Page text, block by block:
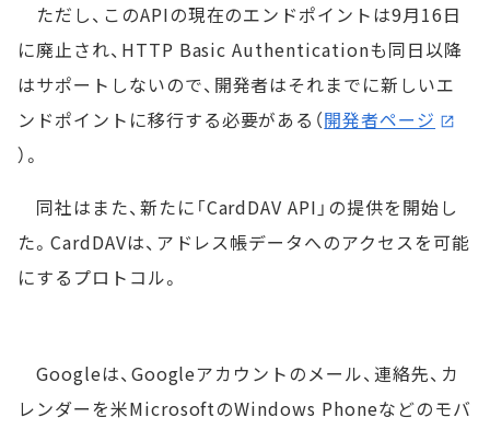
ただし、このAPIの現在のエンドポイントは9月16日
に廃止され、HTTP Basic Authenticationも同日以降
はサポートしないので、開発者はそれまでに新しいエ
ンドポイントに移行する必要がある（開発者ページ
）。
同社はまた、新たに「CardDAV API」の提供を開始し
た。CardDAVは、アドレス帳データへのアクセスを可能
にするプロトコル。
Googleは、Googleアカウントのメール、連絡先、カ
レンダーを米MicrosoftのWindows Phoneなどのモバ